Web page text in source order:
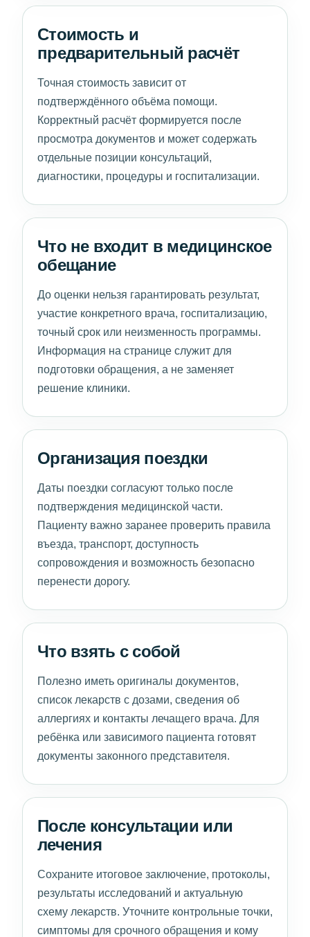
Стоимость и
предварительный расчёт
Точная стоимость зависит от
подтверждённого объёма помощи.
Корректный расчёт формируется после
просмотра документов и может содержать
отдельные позиции консультаций,
диагностики, процедуры и госпитализации.
Что не входит в медицинское
обещание
До оценки нельзя гарантировать результат,
участие конкретного врача, госпитализацию,
точный срок или неизменность программы.
Информация на странице служит для
подготовки обращения, а не заменяет
решение клиники.
Организация поездки
Даты поездки согласуют только после
подтверждения медицинской части.
Пациенту важно заранее проверить правила
въезда, транспорт, доступность
сопровождения и возможность безопасно
перенести дорогу.
Что взять с собой
Полезно иметь оригиналы документов,
список лекарств с дозами, сведения об
аллергиях и контакты лечащего врача. Для
ребёнка или зависимого пациента готовят
документы законного представителя.
После консультации или
лечения
Сохраните итоговое заключение, протоколы,
результаты исследований и актуальную
схему лекарств. Уточните контрольные точки,
симптомы для срочного обращения и кому